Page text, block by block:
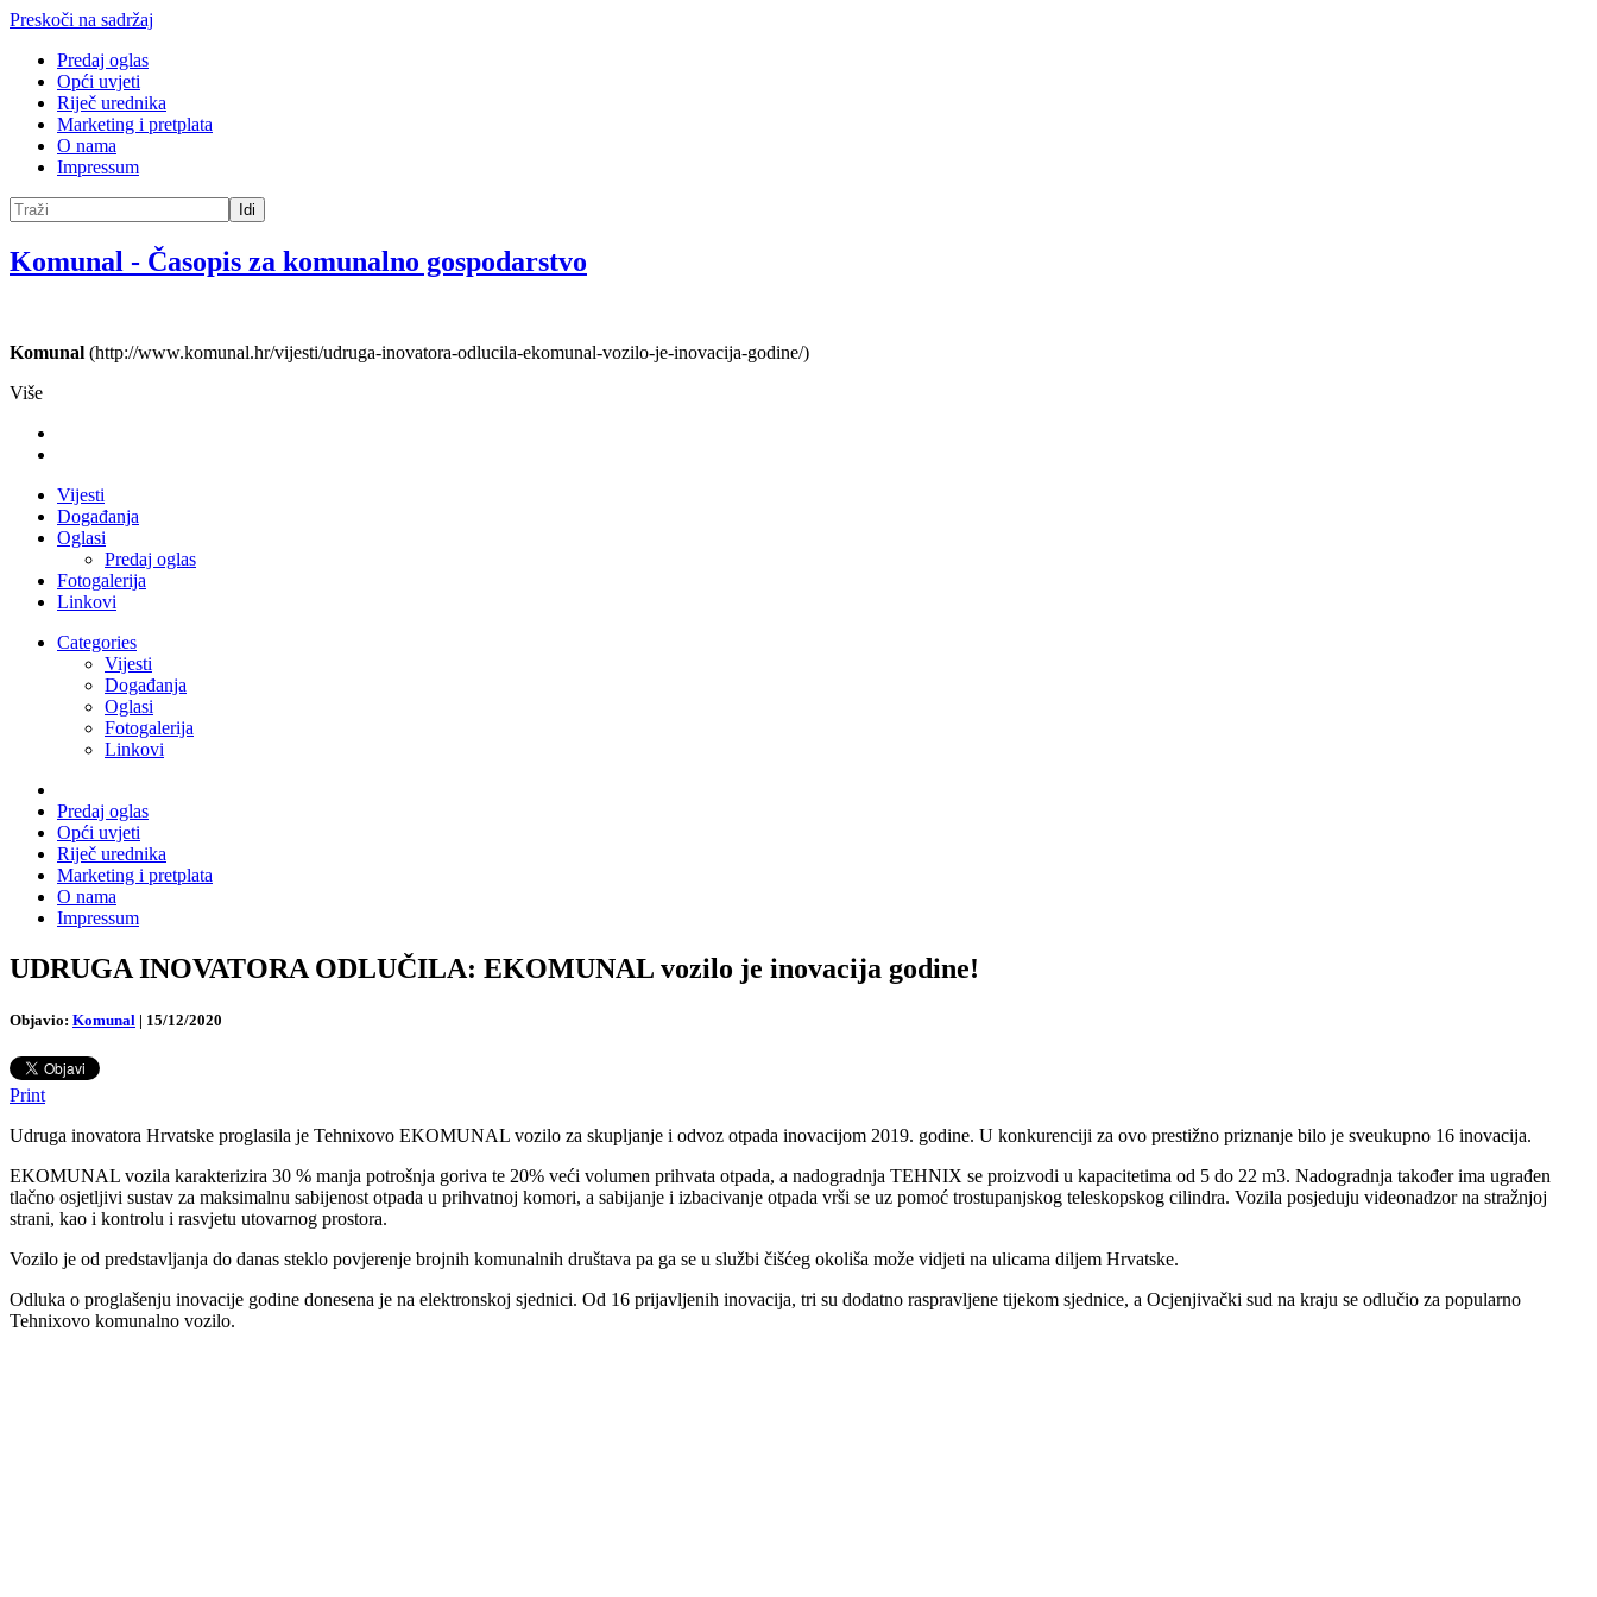
Preskoči na sadržaj
Predaj oglas
Opći uvjeti
Riječ urednika
Marketing i pretplata
O nama
Impressum
Idi
Komunal - Časopis za komunalno gospodarstvo
Komunal (http://www.komunal.hr/vijesti/udruga-inovatora-odlucila-ekomunal-vozilo-je-inovacija-godine/)
Više
Vijesti
Događanja
Oglasi
Predaj oglas
Fotogalerija
Linkovi
Categories
Vijesti
Događanja
Oglasi
Fotogalerija
Linkovi
Predaj oglas
Opći uvjeti
Riječ urednika
Marketing i pretplata
O nama
Impressum
UDRUGA INOVATORA ODLUČILA: EKOMUNAL vozilo je inovacija godine!
Objavio: Komunal | 15/12/2020
Print
Udruga inovatora Hrvatske proglasila je Tehnixovo EKOMUNAL vozilo za skupljanje i odvoz otpada inovacijom 2019. godine. U konkurenciji za ovo prestižno priznanje bilo je sveukupno 16 inovacija.
EKOMUNAL vozila karakterizira 30 % manja potrošnja goriva te 20% veći volumen prihvata otpada, a nadogradnja TEHNIX se proizvodi u kapacitetima od 5 do 22 m3. Nadogradnja također ima ugrađen
tlačno osjetljivi sustav za maksimalnu sabijenost otpada u prihvatnoj komori, a sabijanje i izbacivanje otpada vrši se uz pomoć trostupanjskog teleskopskog cilindra. Vozila posjeduju videonadzor na stražnjoj
strani, kao i kontrolu i rasvjetu utovarnog prostora.
Vozilo je od predstavljanja do danas steklo povjerenje brojnih komunalnih društava pa ga se u službi čišćeg okoliša može vidjeti na ulicama diljem Hrvatske.
Odluka o proglašenju inovacije godine donesena je na elektronskoj sjednici. Od 16 prijavljenih inovacija, tri su dodatno raspravljene tijekom sjednice, a Ocjenjivački sud na kraju se odlučio za popularno
Tehnixovo komunalno vozilo.